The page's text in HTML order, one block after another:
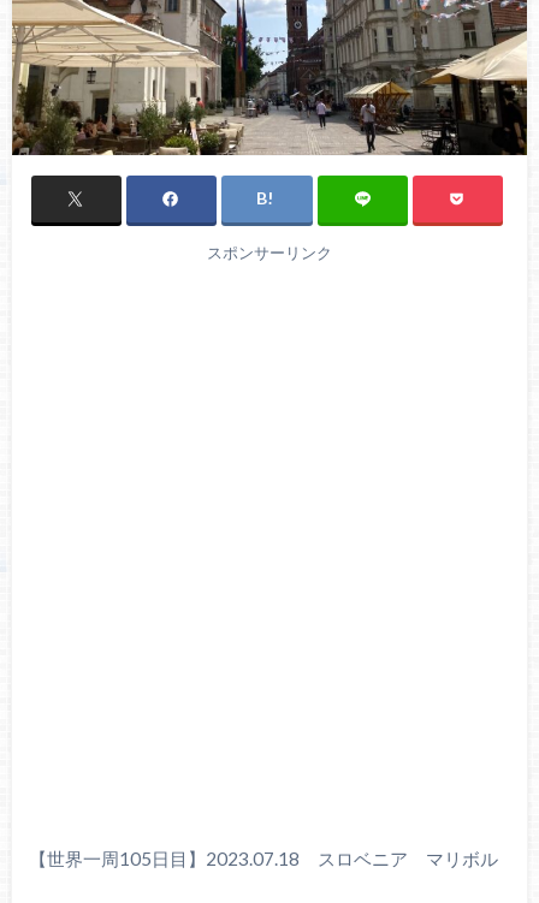
スポンサーリンク
【世界一周105日目】2023.07.18 スロベニア マリボル